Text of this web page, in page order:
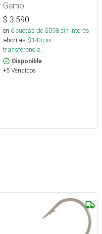
Gamo
$ 3.590
en 6cuotas de $598sin interés
ahorras $140 por
transferencia.
Disponible
+5 Vendidos